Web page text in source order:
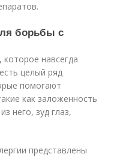
борьбы с
навсегда
целый ряд
помогают
как заложенность
него, зуд глаз,
представлены